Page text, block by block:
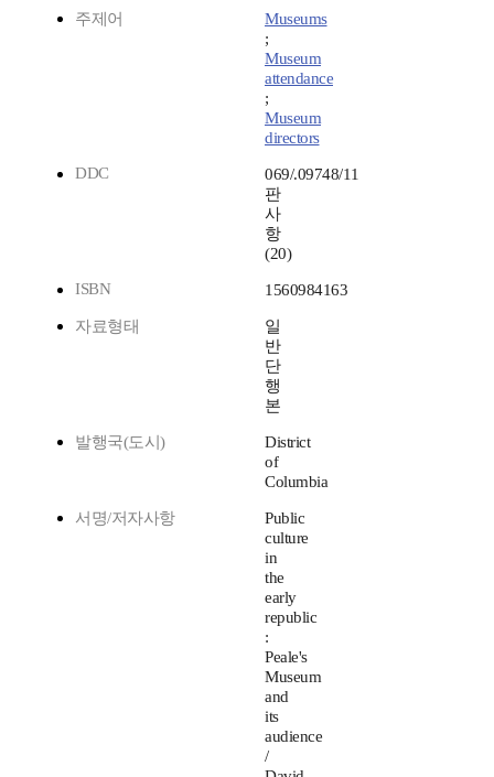
주제어
Museums
;
Museum
attendance
;
Museum
directors
DDC
069/.09748/11
판
사
항
(20)
ISBN
1560984163
자료형태
일
반
단
행
본
발행국(도시)
District
of
Columbia
서명/저자사항
Public
culture
in
the
early
republic
:
Peale's
Museum
and
its
audience
/